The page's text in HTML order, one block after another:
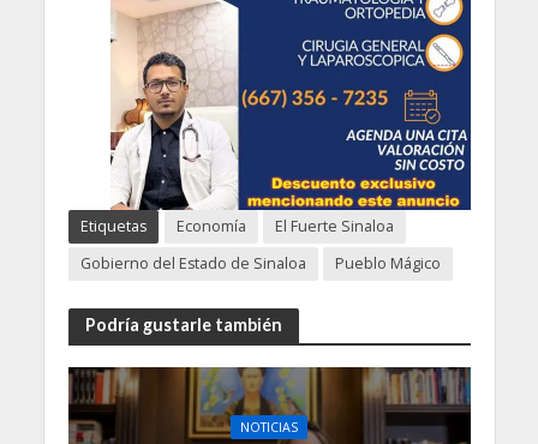
Etiquetas Economía
El Fuerte Sinaloa
Gobierno del Estado de Sinaloa
Pueblo Mágico
Podría gustarle también
NOTICIAS